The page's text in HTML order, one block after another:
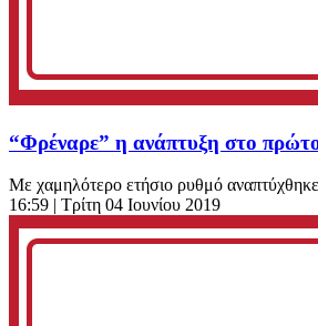
“Φρέναρε” η ανάπτυξη στο
Με χαμηλότερο ετήσιο ρυθμό
16:59 | Τρίτη 04 Ιουνίου 2019